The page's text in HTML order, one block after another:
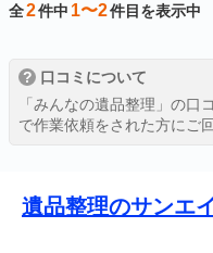
全2件中 1〜2件目を表示中
? 口コミについて
「みんなの遺品整理」の
で作業依頼をされた方にご
遺品整理のサンエ